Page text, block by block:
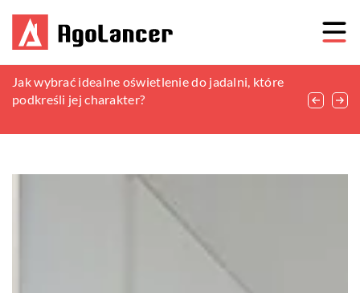
Kreatywne wykorzystanie naturalnych
materiałów w projektowaniu ogrodu
Jak wybrać idealne oświetlenie do jadalni, które
podkreśli jej charakter?
Rozwijanie zdolności motorycznych i
kreatywności dziecka poprzez zabawę z